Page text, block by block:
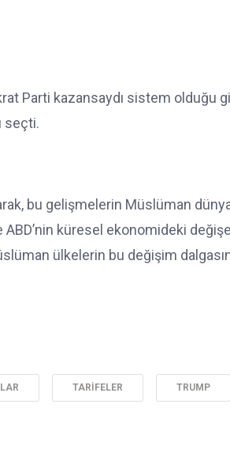
Parti kazansaydı sistem olduğu
seçti.
bu gelişmelerin Müslüman
küresel ekonomideki
ülkelerin bu değişim
TARIFELER TRUMP